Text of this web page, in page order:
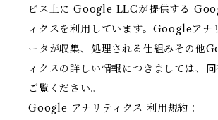
ビス上に Google LLCが提供する
ィクスを利用しています。Googleアナ
ータが収集、処理される仕組みその他
ィクスの詳しい情報につきましては、
ご覧ください。
Google アナリティクス 利用規約：